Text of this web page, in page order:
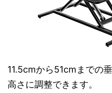
11.5cmから51cmまでの
高さに調整できます。